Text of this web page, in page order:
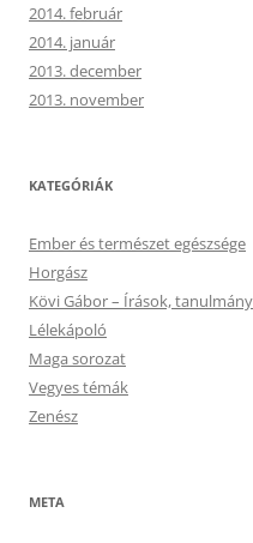
2014. február
2014. január
2013. december
2013. november
KATEGÓRIÁK
Ember és természet egészsége
Horgász
Kövi Gábor – Írások,
Lélekápoló
Maga sorozat
Vegyes témák
Zenész
META